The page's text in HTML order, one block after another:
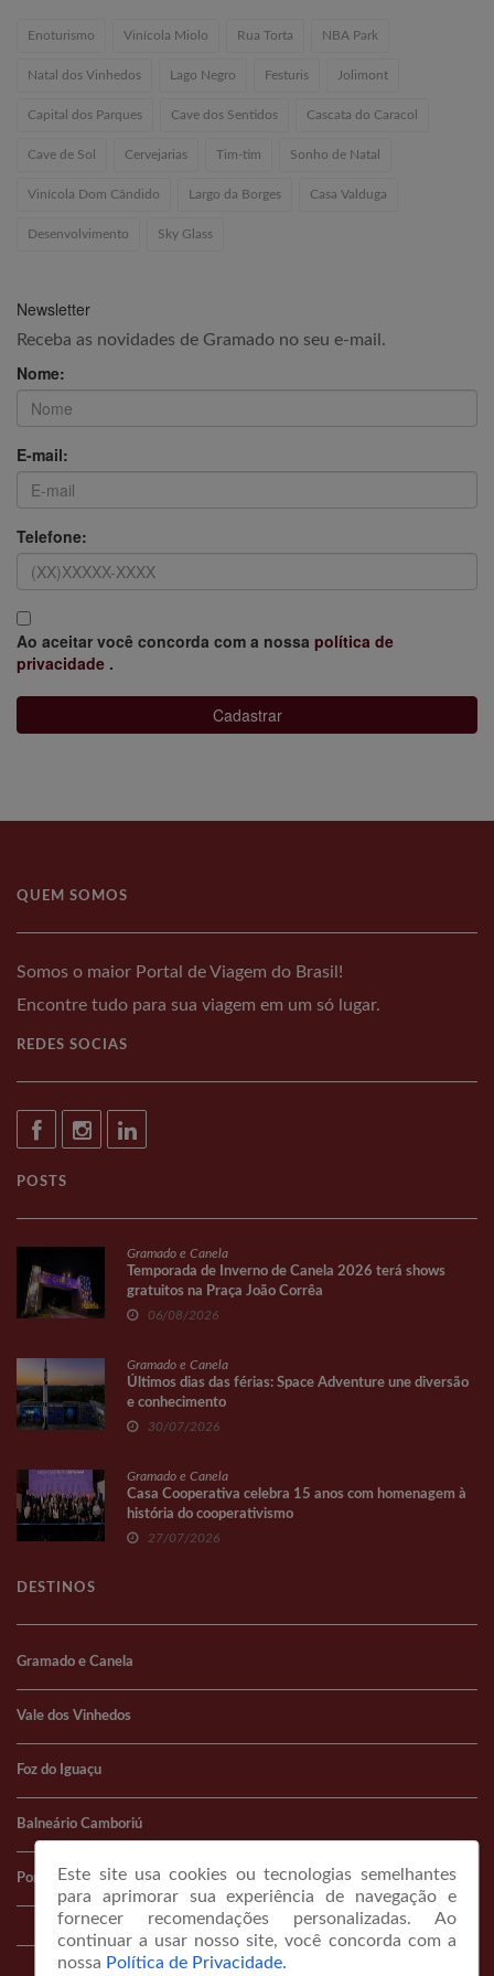
Enoturismo Vinícola Miolo Rua Torta NBA Park
Natal dos Vinhedos Lago Negro Festuris Jolimont
Capital dos Parques Cave dos Sentidos Cascata do Caracol
Cave de Sol Cervejarias Tim-tim Sonho de Natal
Vinícola Dom Cândido Largo da Borges Casa Valduga
Desenvolvimento Sky Glass
Newsletter
Receba as novidades de Gramado no seu e-mail.
Nome:
E-mail:
Telefone:
Ao aceitar você concorda com a nossa política de
privacidade .
Cadastrar
QUEM SOMOS
Somos o maior Portal de Viagem do Brasil!
Encontre tudo para sua viagem em um só lugar.
REDES SOCIAS
POSTS
Gramado e Canela
Temporada de Inverno de Canela 2026 terá shows
gratuitos na Praça João Corrêa
06/08/2026
Gramado e Canela
Últimos dias das férias: Space Adventure une diversão
e conhecimento
30/07/2026
Gramado e Canela
Casa Cooperativa celebra 15 anos com homenagem à
história do cooperativismo
27/07/2026
DESTINOS
Gramado e Canela
Vale dos Vinhedos
Foz do Iguaçu
Balneário Camboriú
Porto AlegreEste site usa cookies ou tecnologias semelhantes
para aprimorar sua experiência de navegação e
fornecer recomendações personalizadas. Ao
continuar a usar nosso site, você concorda com a
nossa Política de Privacidade.